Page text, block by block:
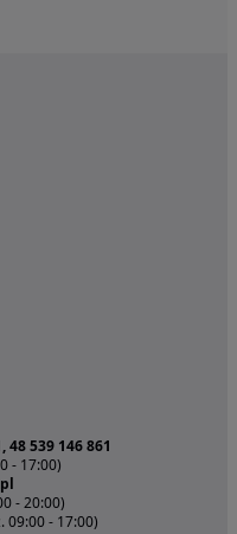
48 539 146 861
- 17:00)
- 20:00)
09:00 - 17:00)